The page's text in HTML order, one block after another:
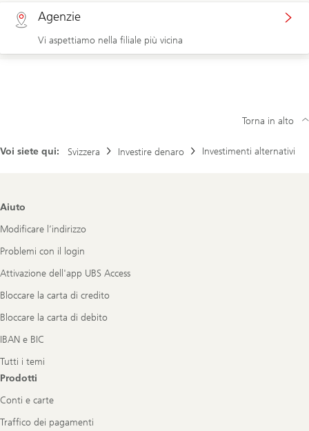
Agenzie
Vi aspettiamo nella filiale più vicina
Voi siete qui: Svizzera Investire denaro Investimenti alternativi
Torna in alto
Footer
Aiuto
Modificare l’indirizzo
Problemi con il login
Attivazione dell'app UBS Access
Bloccare la carta di credito
Bloccare la carta di debito
IBAN e BIC
Tutti i temi
Prodotti
Conti e carte
Traffico dei pagamenti